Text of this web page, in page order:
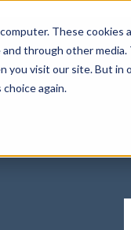
These cookies
through other
you visit our site. But
again.